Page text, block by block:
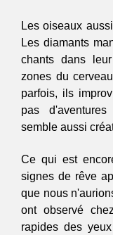
Les oiseaux
Les diamants
chants dans
zones du
parfois, ils
pas
semble aussi
Ce qui est
signes de rêve
que nous
ont observé
rapides des